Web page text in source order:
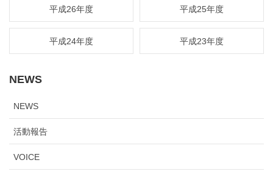
平成26年度 平成25年度
平成24年度 平成23年度
NEWS
NEWS
活動報告
VOICE